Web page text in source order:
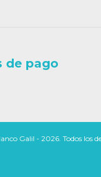
de pago
Galil - 2026. Todos los